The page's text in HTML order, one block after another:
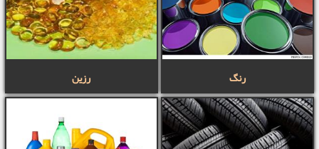
رنگ رزین